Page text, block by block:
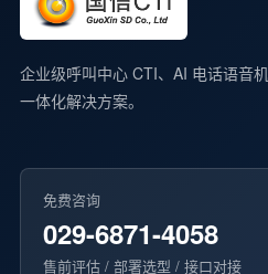
企业级呼叫中心 CTI、AI 电话语音
一体化解决方案。
免费咨询
029-6871-4058
售前评估 / 部署选型 / 接口对接